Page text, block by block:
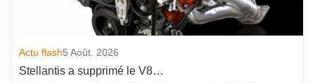
Actu flash5 Août. 2026
Stellantis a supprimé le V8…